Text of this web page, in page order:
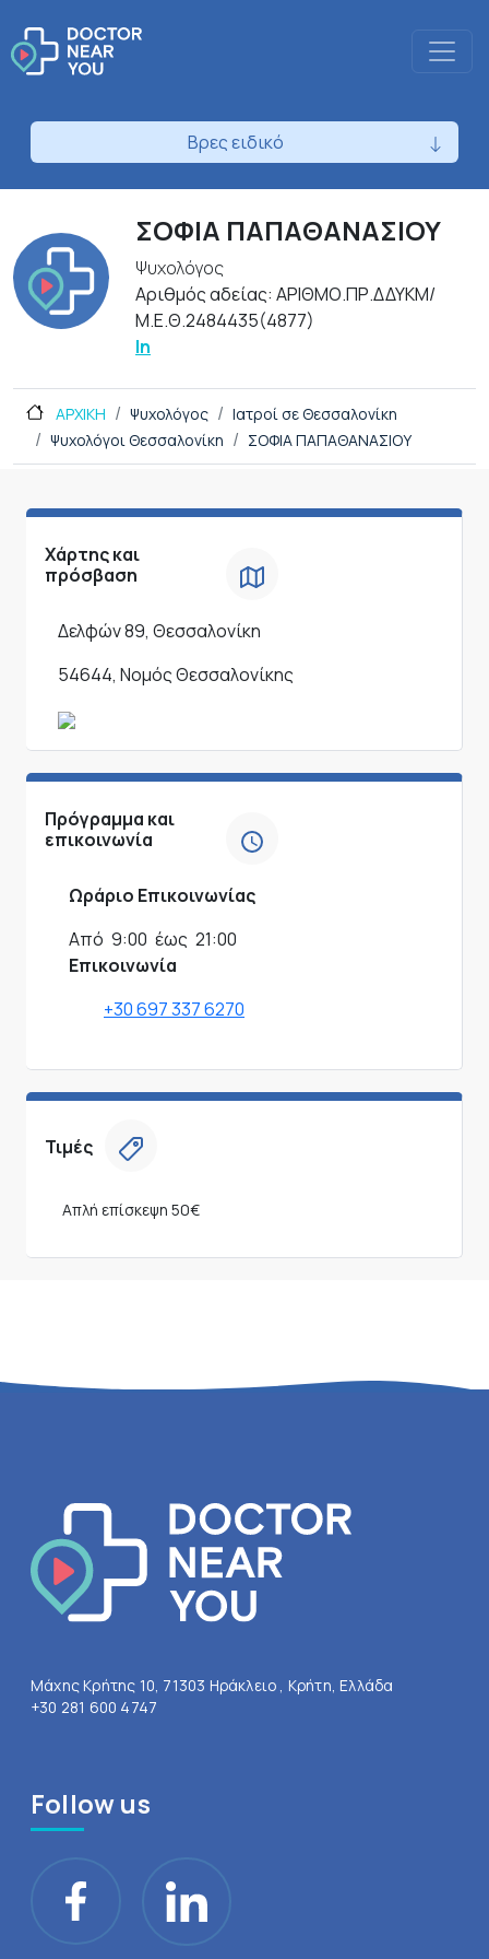
Βρες ειδικό
ΣΟΦΙΑ ΠΑΠΑΘΑΝΑΣΙΟΥ
Ψυχολόγος
Αριθμός αδείας: ΑΡΙΘΜΟ.ΠΡ.ΔΔΥΚΜ/
Μ.Ε.Θ.2484435(4877)
In
ΑΡΧΙΚΗ Ψυχολόγος
Ιατροί σε Θεσσαλονίκη
Ψυχολόγοι Θεσσαλονίκη
ΣΟΦΙΑ ΠΑΠΑΘΑΝΑΣΙΟΥ
Χάρτης και
πρόσβαση
Δελφών 89, Θεσσαλονίκη
54644, Νομός Θεσσαλονίκης
Πρόγραμμα και
επικοινωνία
Ωράριο Επικοινωνίας
Από 9:00 έως 21:00
Επικοινωνία
+30 697 337 6270
Τιμές
Απλή επίσκεψη 50€
Μάχης Κρήτης 10, 71303 Ηράκλειο , Κρήτη, Ελλάδα
+30 281 600 4747
Follow us